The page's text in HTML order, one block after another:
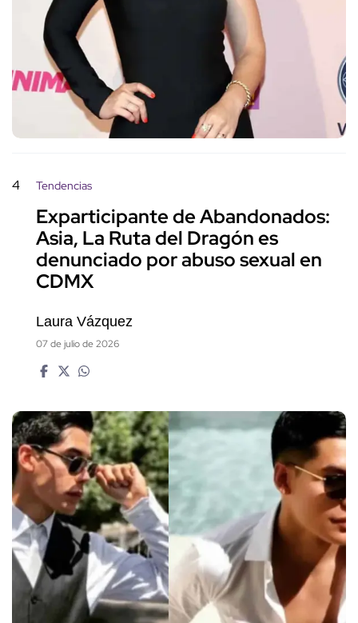
4 Tendencias
Exparticipante de Abandonados:
Asia, La Ruta del Dragón es
denunciado por abuso sexual en
CDMX
Laura Vázquez
07 de julio de 2026